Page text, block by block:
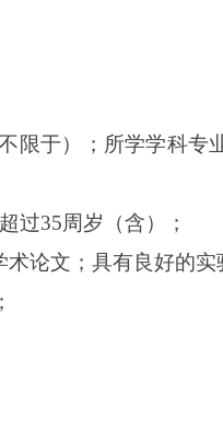
限于）；所学学科专
过35周岁（含）；
论文；具有良好的实